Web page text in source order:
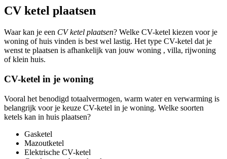
CV ketel plaatsen
Waar kan je een CV ketel plaatsen? Welke CV-ketel kiezen voor je
woning of huis vinden is best wel lastig. Het type CV-ketel dat je
wenst te plaatsen is afhankelijk van jouw woning , villa, rijwoning
of klein huis.
CV-ketel in je woning
Vooral het benodigd totaalvermogen, warm water en verwarming is
belangrijk voor je keuze CV-ketel in je woning. Welke soorten
ketels kan in huis plaatsen?
Gasketel
Mazoutketel
Elektrische CV-ketel